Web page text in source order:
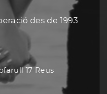
des de 1993
17 Reus